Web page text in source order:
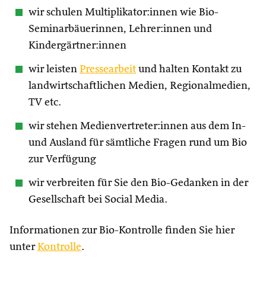
wir schulen Multiplikator:innen wie Bio-
Seminarbäuerinnen, Lehrer:innen und
Kindergärtner:innen
wir leisten Pressearbeit und halten Kontakt zu
landwirtschaftlichen Medien, Regionalmedien,
TV etc.
wir stehen Medienvertreter:innen aus dem In-
und Ausland für sämtliche Fragen rund um Bio
zur Verfügung
wir verbreiten für Sie den Bio-Gedanken in der
Gesellschaft bei Social Media.
Informationen zur Bio-Kontrolle finden Sie hier
unterKontrolle.